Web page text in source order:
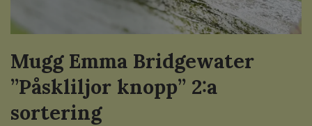
Mugg Emma Bridgewater
”Påskliljor knopp” 2:a
sortering